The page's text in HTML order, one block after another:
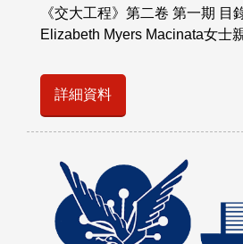
《交大工程》第二卷 第一期 目
Elizabeth Myers Macinata女士
詳細資料